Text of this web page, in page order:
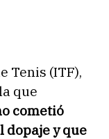
Tenis (ITF),
que
cometió
dopaje y que